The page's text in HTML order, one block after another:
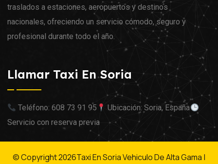
traslados a estaciones, aeropuertos y destinos
nacionales, ofreciendo un servicio cómodo, seguro y
profesional durante todo el año.
Llamar Taxi En Soria
Teléfono: 608 73 91 95
Ubicación: Soria, España
Servicio con reserva previa
© Copyright2026Taxi En Soria Vehiculo De Alta Gama |